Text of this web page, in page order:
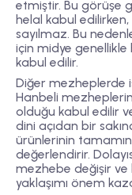
etmiştir. Bu görüşe
helal kabul
sayılmaz. Bu
için midye
kabul edilir.
Diğer mezheplerde
Hanbeli
olduğu kabul edilir
dini açıdan bir
ürünlerinin
değerlendirir.
mezhebe değişir ve
yaklaşımı önem